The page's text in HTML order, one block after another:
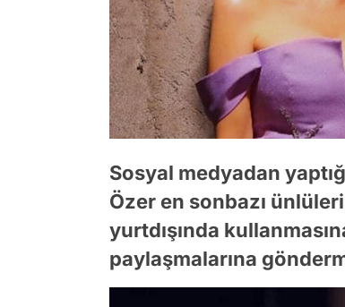
Sosyal medyadan
Özer en sonbazı
yurtdışında
paylaşmalarına